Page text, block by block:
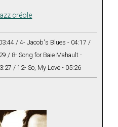
créole
/ 4- Jacob's Blues - 04:17 /
/ 8- Song for Baie Mahault -
/ 12- So, My Love - 05:26